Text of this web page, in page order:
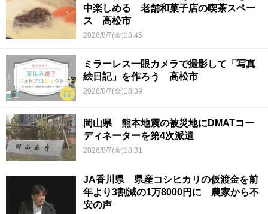
中楽しめる 老舗和菓子店の喫茶スペー
ス 高松市
2026/8/7(金)18:45
ミラーレス一眼カメラで撮影して「写真
絵日記」を作ろう 高松市
2026/8/7(金)18:39
岡山県 熊本地震の被災地にDMATコー
ディネーターを第4次派遣
2026/8/7(金)18:31
JA香川県 県産コシヒカリの仮渡金を前
年より3割減の1万8000円に 農家から不
安の声